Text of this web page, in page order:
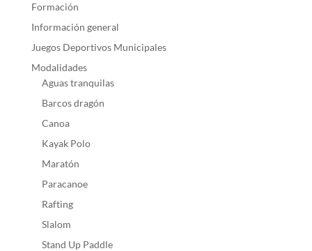
Formación
Información general
Juegos Deportivos Municipales
Modalidades
Aguas tranquilas
Barcos dragón
Canoa
Kayak Polo
Maratón
Paracanoe
Rafting
Slalom
Stand Up Paddle